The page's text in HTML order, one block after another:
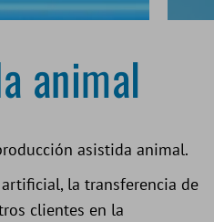
animal
asistida animal.
la transferencia de
clientes en la